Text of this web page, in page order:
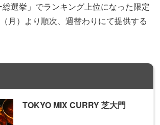
選挙」でランキング上位になった限定
月）より順次、週替わりにて提供する
TOKYO MIX CURRY 芝大門